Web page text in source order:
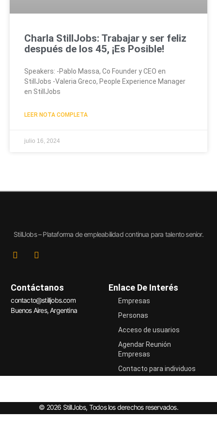
Charla StillJobs: Trabajar y ser feliz
después de los 45, ¡Es Posible!
Speakers: -Pablo Massa, Co Founder y CEO en
StillJobs -Valeria Greco, People Experience Manager
en StillJobs
LEER NOTA COMPLETA
julio 16, 2024
StillJobs – Plataforma de empleabilidad continua para talento senior.
L
e
d
i
n
I
a
g
r
a
Contáctanos
contacto@stilljobs.com
Buenos Aires, Argentina
Enlace De Interés
Empresas
Personas
Acceso de usuarios
Agendar Reunión
Empresas
Contacto para individuos
© 2026 StillJobs, Todos los derechos reservados.